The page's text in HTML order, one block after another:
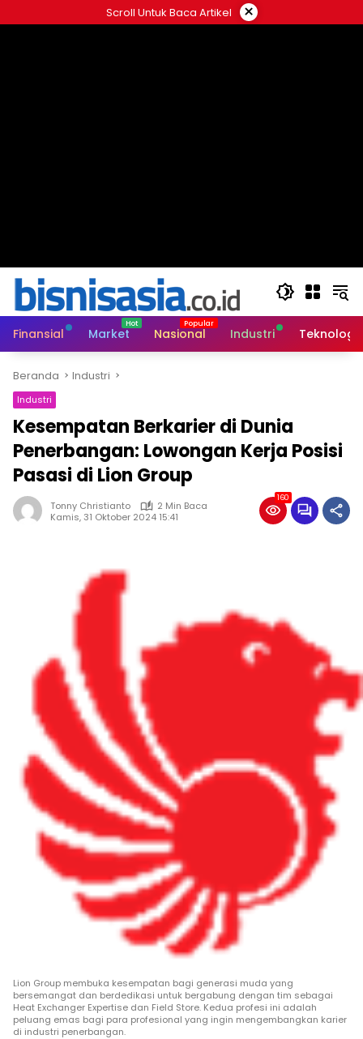
ke
Scroll Untuk Baca Artikel ×
Finansial Market Nasional Industri Teknologi
Beranda Industri
Industri
Kesempatan Berkarier di Dunia
Penerbangan: Lowongan Kerja Posisi
Pasasi di Lion Group
Tonny Christianto
2 Min Baca
Kamis, 31 Oktober 2024 15:41
160
Lion Group membuka kesempatan bagi generasi muda yang
bersemangat dan berdedikasi untuk bergabung dengan tim sebagai
Heat Exchanger Expertise dan Field Store. Kedua profesi ini adalah
peluang emas bagi para profesional yang ingin mengembangkan karier
di industri penerbangan.